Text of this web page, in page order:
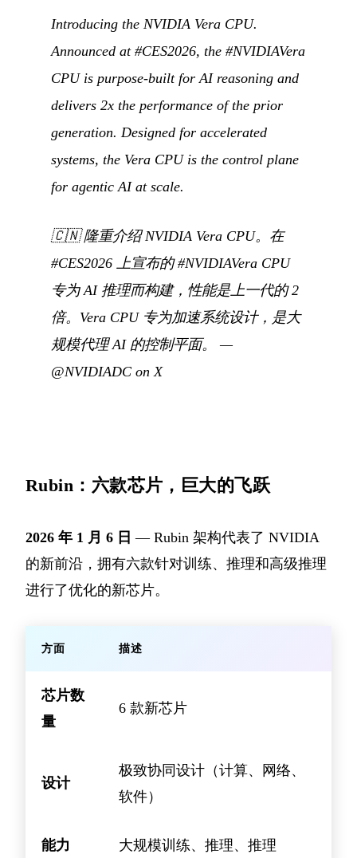
Introducing the NVIDIA Vera CPU.
Announced at #CES2026, the #NVIDIAVera
CPU is purpose-built for AI reasoning and
delivers 2x the performance of the prior
generation. Designed for accelerated
systems, the Vera CPU is the control plane
for agentic AI at scale.
🇨🇳隆重介绍 NVIDIA Vera CPU。在
#CES2026 上宣布的 #NVIDIAVera CPU
专为 AI 推理而构建，性能是上一代的 2
倍。Vera CPU 专为加速系统设计，是大
规模代理 AI 的控制平面。
—
@NVIDIADC on X
Rubin：六款芯片，巨大的飞跃
2026 年 1 月 6 日 — Rubin 架构代表了 NVIDIA
的新前沿，拥有六款针对训练、推理和高级推理
进行了优化的新芯片。
方面 描述
芯片数
量
6 款新芯片
设计
极致协同设计（计算、网络、
软件）
能力 大规模训练、推理、推理